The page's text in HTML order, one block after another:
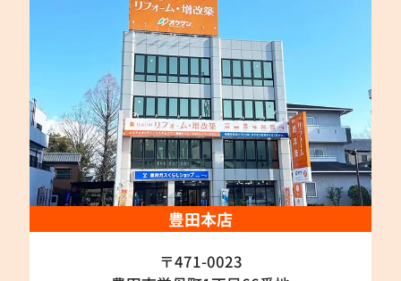
豊田本店
〒471-0023